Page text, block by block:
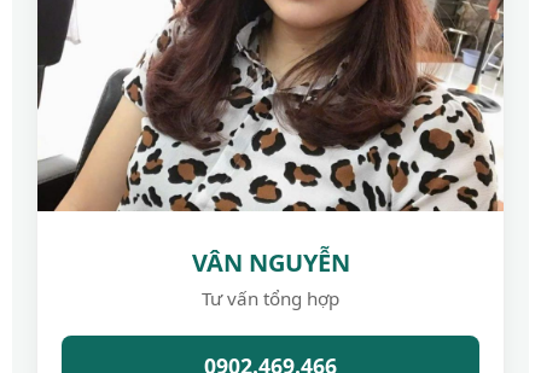
VÂN NGUYỄN
Tư vấn tổng hợp
0902.469.466